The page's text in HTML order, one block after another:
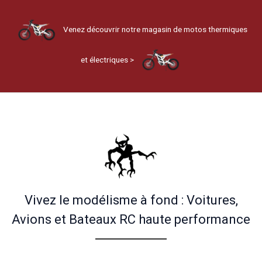
Venez découvrir notre magasin de motos thermiques
et électriques >
Vivez le modélisme à fond : Voitures,
Avions et Bateaux RC haute performance